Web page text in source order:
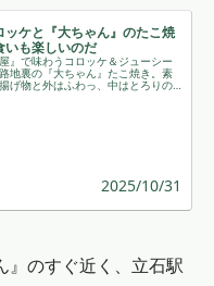
ッケと『大ちゃん』のたこ焼
いも楽しいのだ
』で味わうコロッケ＆ジューシー
地裏の『大ちゃん』たこ焼き。素
げ物と外はふわっ、中はとろりの
を最高に彩る体験を綴ります。 ￼
2025/10/31
』のすぐ近く、立石駅